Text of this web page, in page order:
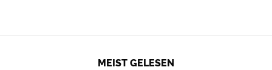
MEIST GELESEN